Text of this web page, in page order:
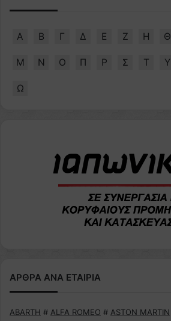
Α Β Γ Δ Ε Ζ Η Θ
Μ Ν Ο Π Ρ Σ Τ Υ
Ω
ΑΡΘΡΑ ΑΝΑ ΕΤΑΙΡΙΑ
ABARTH # ALFA ROMEO # ASTON MARTIN